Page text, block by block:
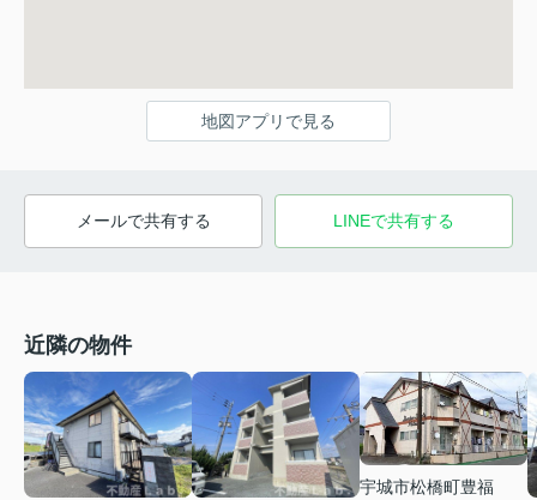
地図アプリで見る
メールで共有する LINEで共有する
近隣の物件
宇城市松橋町豊福